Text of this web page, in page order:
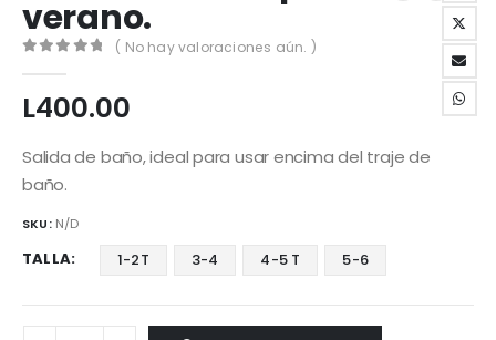
verano.
( No hay valoraciones aún. )
L400.00
Salida de baño, ideal para usar encima del traje de
baño.
SKU: N/D
TALLA 1-2T 3-4 4-5 T 5-6